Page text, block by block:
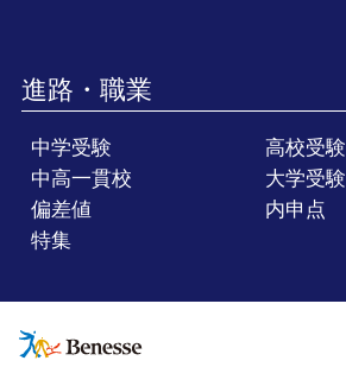
進路・職業
中学受験
高校受験
中高一貫校
大学受験
偏差値
内申点
特集